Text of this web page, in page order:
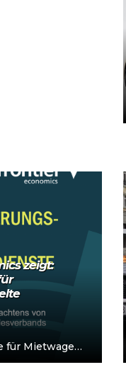
zeigt:
für Mietwagen
Kommunen